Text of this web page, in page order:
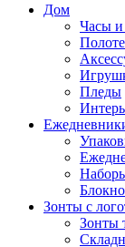
Дом
Часы и
Пледы
Зонты с
Зонты